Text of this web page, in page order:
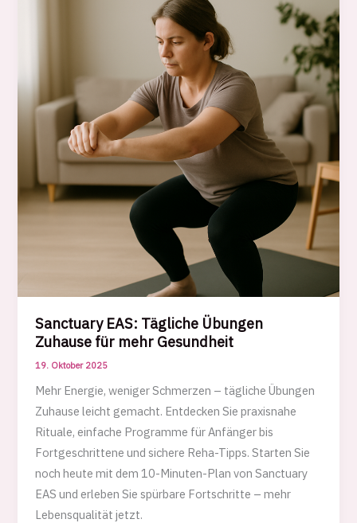
Sanctuary EAS: Tägliche Übungen
Zuhause für mehr Gesundheit
19. Oktober 2025
Mehr Energie, weniger Schmerzen – tägliche Übungen
Zuhause leicht gemacht. Entdecken Sie praxisnahe
Rituale, einfache Programme für Anfänger bis
Fortgeschrittene und sichere Reha-Tipps. Starten Sie
noch heute mit dem 10-Minuten-Plan von Sanctuary
EAS und erleben Sie spürbare Fortschritte – mehr
Lebensqualität jetzt.